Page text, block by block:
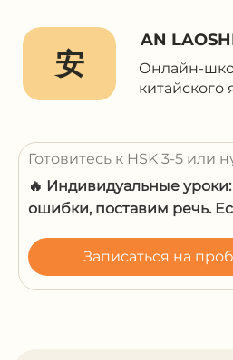
安
AN
Онлайн-
китайского
Готовитесь к HSK 3-5 или
🔥 Индивидуальные
ошибки, поставим речь.
Записаться на